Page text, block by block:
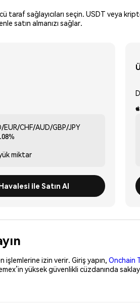
sağlayıcıları seçin. USDT veya
satın almanızı sağlar.
EUR/CHF/AUD/GBP/JPY
miktar
ile Satın Al
izin verir. Giriş yapın, Onchain
yüksek güvenlikli cüzdanında